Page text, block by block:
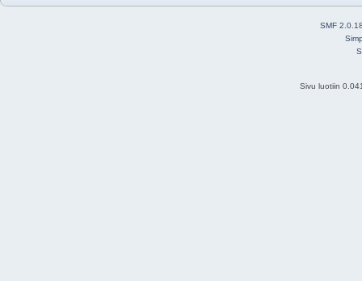
SMF
Sivu luotiin